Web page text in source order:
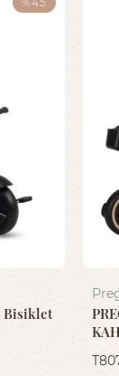
Bisiklet